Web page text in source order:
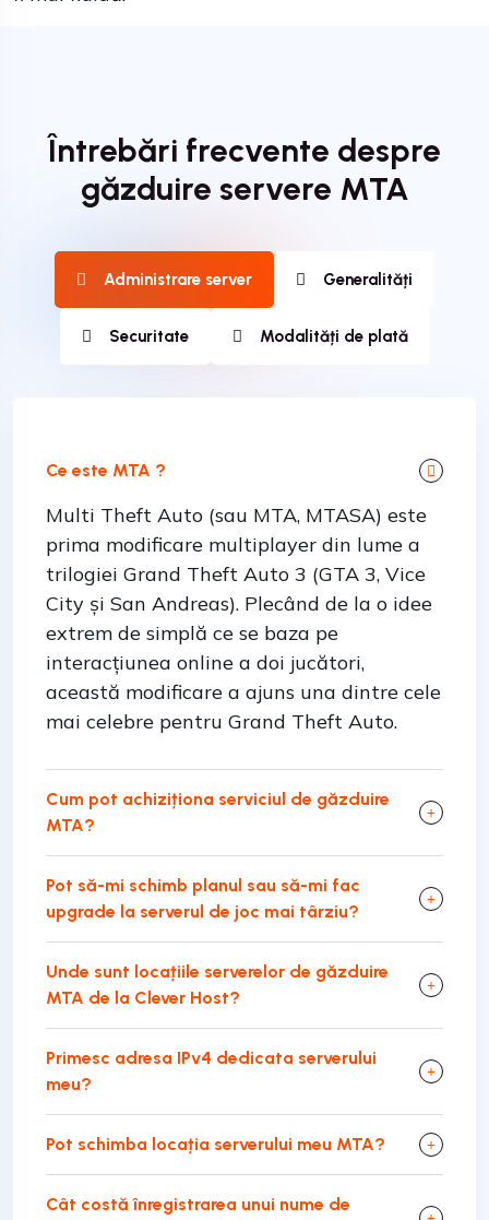
Întrebări frecvente despre
găzduire servere MTA
Administrare server Generalități
Securitate Modalități de plată
Ce este MTA ?
Multi Theft Auto (sau MTA, MTASA) este
prima modificare multiplayer din lume a
trilogiei Grand Theft Auto 3 (GTA 3, Vice
City și San Andreas). Plecând de la o idee
extrem de simplă ce se baza pe
interacțiunea online a doi jucători,
această modificare a ajuns una dintre cele
mai celebre pentru Grand Theft Auto.
Cum pot achiziționa serviciul de găzduire
MTA?
Pot să-mi schimb planul sau să-mi fac
upgrade la serverul de joc mai târziu?
Unde sunt locațiile serverelor de găzduire
MTA de la Clever Host?
Primesc adresa IPv4 dedicata serverului
meu?
Pot schimba locația serverului meu MTA?
Cât costă înregistrarea unui nume de